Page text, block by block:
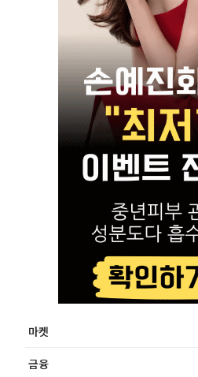
마켓
금융